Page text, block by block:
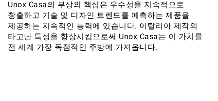
Unox Casa의 부상의 핵심은 우수성을 지속적으로
창출하고 기술 및 디자인 트렌드를 예측하는 제품을
제공하는 지속적인 능력에 있습니다. 이탈리아 제작의
타고난 특성을 향상시킴으로써 Unox Casa는 이 가치를
전 세계 가장 독점적인 주방에 가져옵니다.